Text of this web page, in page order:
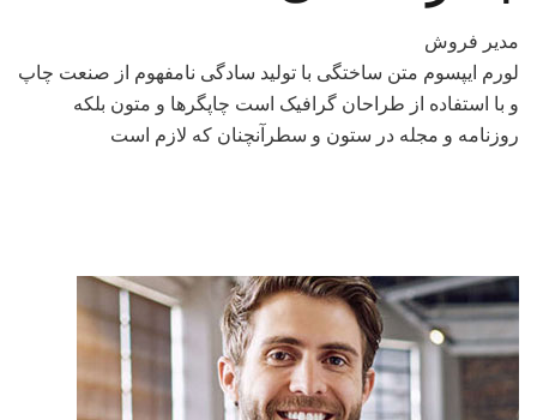
مدیر فروش
لورم ایپسوم متن ساختگی با تولید سادگی نامفهوم از صنعت چاپ
و با استفاده از طراحان گرافیک است چاپگرها و متون بلکه
روزنامه و مجله در ستون و سطرآنچنان که لازم است